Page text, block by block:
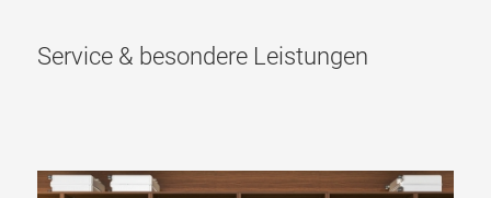
Service & besondere Leistungen